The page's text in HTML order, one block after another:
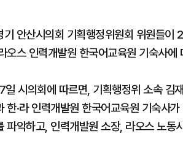
기 안산시의회 기획행정위원회 위원들
오스 인력개발원 한국어교육원 기숙사
일 시의회에 따르면, 기획행정위 소속 김
한·라 인력개발원 한국어교육원 기숙사
파악하고, 인력개발원 소장, 라오스 노동